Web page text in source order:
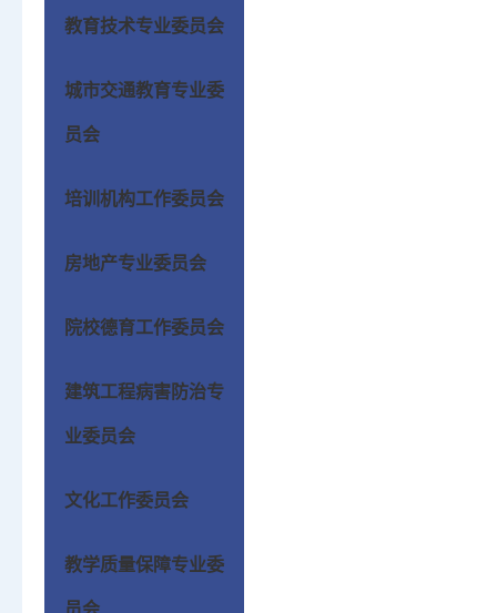
教育技术专业委员会
城市交通教育专业委
员会
培训机构工作委员会
房地产专业委员会
院校德育工作委员会
建筑工程病害防治专
业委员会
文化工作委员会
教学质量保障专业委
员会